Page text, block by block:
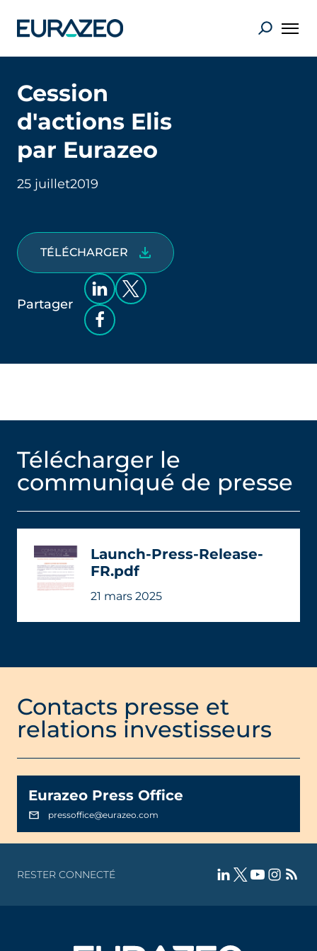
Cession
d'actions Elis
par Eurazeo
25 juillet2019
TÉLÉCHARGER
Partager
Télécharger le
communiqué de presse
Launch-Press-Release-
FR.pdf
21 mars 2025
Contacts presse et
relations investisseurs
Eurazeo Press Office
pressoffice@eurazeo.com
RESTER CONNECTÉ